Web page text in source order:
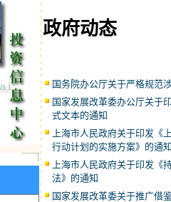
政府动态
国务院办公厅关于严格规范
国家发展改革委办公厅关于
式文本的通知
上海市人民政府关于印发《
行动计划的实施方案》的通
上海市人民政府关于印发《
法》的通知
国家发展改革委关于推广借